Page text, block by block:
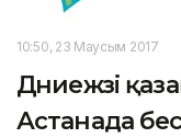
10:50, 23 Маусым 2017
Дүниежүзі
Астанада